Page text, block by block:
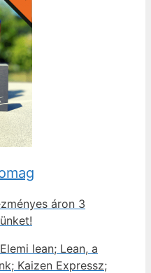
áron 3
lean; Lean, a
Kaizen Expressz;